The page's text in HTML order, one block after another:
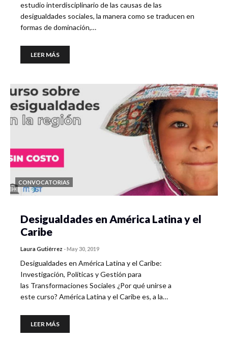
estudio interdisciplinario de las causas de las
desigualdades sociales, la manera como se traducen en
formas de dominación,…
LEER MÁS
CONVOCATORIAS
Desigualdades en América Latina y el
Caribe
Laura Gutiérrez -May 30, 2019
Desigualdades en América Latina y el Caribe:
Investigación, Políticas y Gestión para
las Transformaciones Sociales ¿Por qué unirse a
este curso? América Latina y el Caribe es, a la…
LEER MÁS